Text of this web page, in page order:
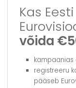
Kas
võida
kampaanias
registreeru
pääseb